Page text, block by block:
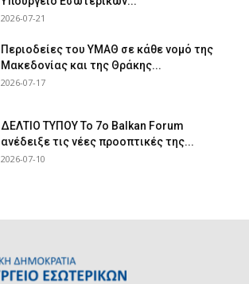
2026-07-21
Περιοδείες του ΥΜΑΘ σε κάθε νομό της
Μακεδονίας και της Θράκης...
2026-07-17
ΔΕΛΤΙΟ ΤΥΠΟΥ Το 7ο Balkan Forum
ανέδειξε τις νέες προοπτικές της...
2026-07-10